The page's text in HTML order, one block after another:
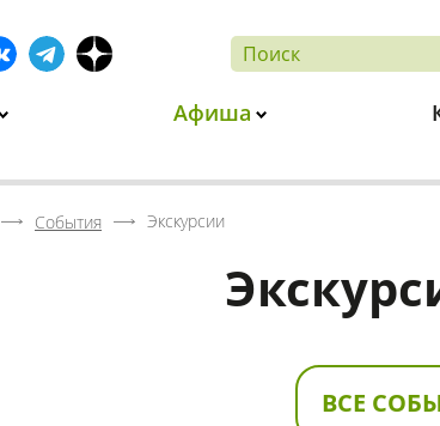
Афиша
События Экскурсии
ВСЕ